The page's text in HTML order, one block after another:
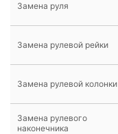
Замена руля
Замена рулевой рейки
Замена рулевой колонки
Замена рулевого
наконечника